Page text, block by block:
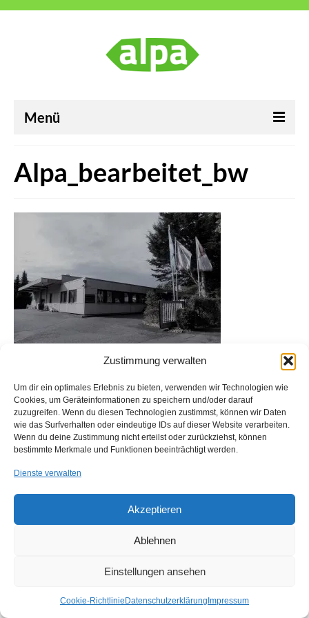
Zustimmung verwalten
Um dir ein optimales Erlebnis zu bieten, verwenden wir Technologien wie
Cookies, um Geräteinformationen zu speichern und/oder darauf
zuzugreifen. Wenn du diesen Technologien zustimmst, können wir Daten
wie das Surfverhalten oder eindeutige IDs auf dieser Website verarbeiten.
Wenn du deine Zustimmung nicht erteilst oder zurückziehst, können
bestimmte Merkmale und Funktionen beeinträchtigt werden.
Dienste verwalten
Akzeptieren
Ablehnen
Einstellungen ansehen
Cookie-Richtlinie Datenschutzerklärung Impressum
Menü
Karriere
Neuigkeiten
Impressum
Alpa_bearbeitet_bw
Impressum Kontakt Anfahrt Cookie-Richtlinie (EU)
© 2026 ALPA Industrievertretungen GmbH - WordPress Theme byKadence WP